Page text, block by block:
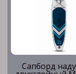
Сапборд